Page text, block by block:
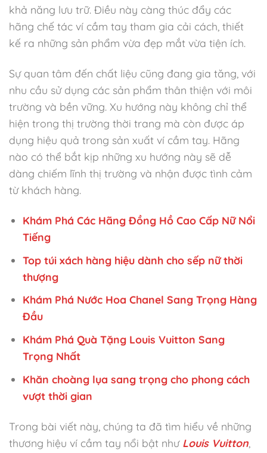
khả năng lưu trữ. Điều này càng thúc đẩy các
hãng chế tác ví cầm tay tham gia cải cách, thiết
kế ra những sản phẩm vừa đẹp mắt vừa tiện ích.
Sự quan tâm đến chất liệu cũng đang gia tăng, với
nhu cầu sử dụng các sản phẩm thân thiện với môi
trường và bền vững. Xu hướng này không chỉ thể
hiện trong thị trường thời trang mà còn được áp
dụng hiệu quả trong sản xuất ví cầm tay. Hãng
nào có thể bắt kịp những xu hướng này sẽ dễ
dàng chiếm lĩnh thị trường và nhận được tình cảm
từ khách hàng.
Khám Phá Các Hãng Đồng Hồ Cao Cấp Nữ Nổi
Tiếng
Top túi xách hàng hiệu dành cho sếp nữ thời
thượng
Khám Phá Nước Hoa Chanel Sang Trọng Hàng
Đầu
Khám Phá Quà Tặng Louis Vuitton Sang
Trọng Nhất
Khăn choàng lụa sang trọng cho phong cách
vượt thời gian
Trong bài viết này, chúng ta đã tìm hiểu về những
thương hiệu ví cầm tay nổi bật như Louis Vuitton